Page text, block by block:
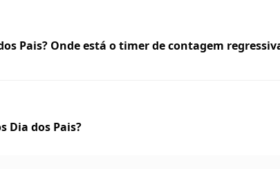
Pais? Onde está o timer de contagem
Dia dos Pais?